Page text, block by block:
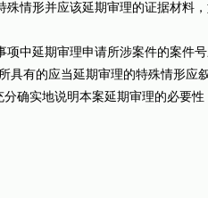
情形并应该延期审理的证据材料
中延期审理申请所涉案件的案件
具有的应当延期审理的特殊情形应
确实地说明本案延期审理的必要